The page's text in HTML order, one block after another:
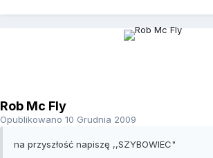
Rob Mc Fly
Opublikowano 10 Grudnia 2009
na przyszłość napiszę ,,SZYBOWIEC"